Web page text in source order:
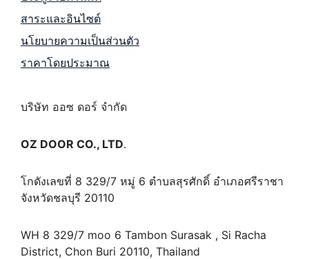
สาระและอินไซต์
นโยบายความเป็นส่วนตัว
ราคาโดยประมาณ
บริษัท ออซ ดอร์ จำกัด
OZ DOOR CO., LTD.
โกดังเลขที่ 8 329/7 หมู่ 6 ตำบลสุรศักดิ์ อำเภอศรีราชา
จังหวัดชลบุรี 20110
WH 8 329/7 moo 6 Tambon Surasak , Si Racha
District, Chon Buri 20110, Thailand